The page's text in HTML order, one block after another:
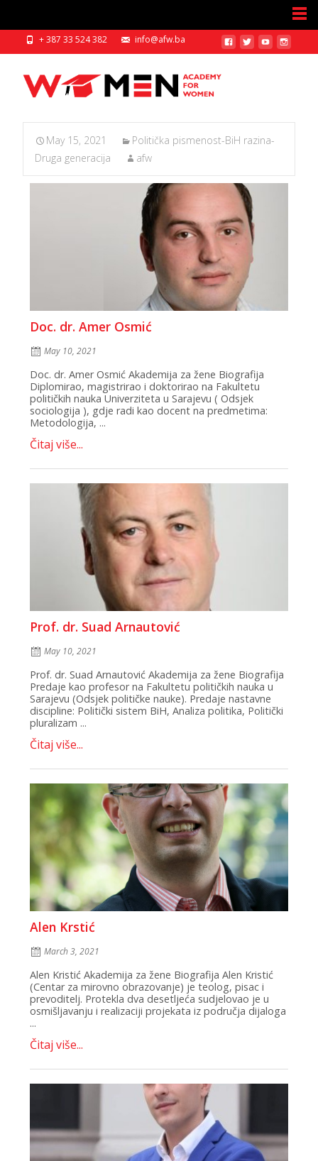
+ 387 33 524 382 info@afw.ba
May 15, 2021
Politička pismenost-BiH razina-
Druga generacija
afw
Doc. dr. Amer Osmić
May 10, 2021
Doc. dr. Amer Osmić Akademija za žene Biografija
Diplomirao, magistrirao i doktorirao na Fakultetu
političkih nauka Univerziteta u Sarajevu ( Odsjek
sociologija ), gdje radi kao docent na predmetima:
Metodologija, ...
Čitaj više...
Prof. dr. Suad Arnautović
May 10, 2021
Prof. dr. Suad Arnautović Akademija za žene Biografija
Predaje kao profesor na Fakultetu političkih nauka u
Sarajevu (Odsjek političke nauke). Predaje nastavne
discipline: Politički sistem BiH, Analiza politika, Politički
pluralizam ...
Čitaj više...
Alen Krstić
March 3, 2021
Alen Kristić Akademija za žene Biografija Alen Kristić
(Centar za mirovno obrazovanje) je teolog, pisac i
prevoditelj. Protekla dva desetljeća sudjelovao je u
osmišljavanju i realizaciji projekata iz područja dijaloga
...
Čitaj više...